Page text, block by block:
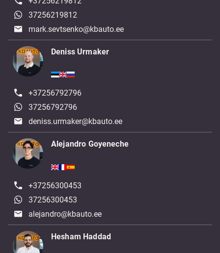
37256219812
mark.sevtsenko@kbauto.ee
Deniss Urmaker
+37256792796
37256792796
deniss.urmaker@kbauto.ee
Alejandro Goyeneche
+37256300453
37256300453
alejandro@kbauto.ee
Hesham Haddad